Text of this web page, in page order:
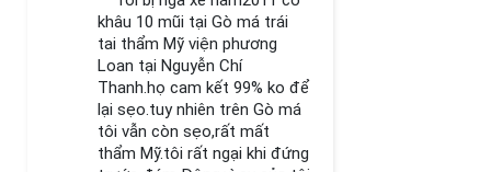
khâu 10 mũi tại Gò má trái
tai thẩm Mỹ viện phương
Loan tại Nguyễn Chí
Thanh.họ cam kết 99% ko để
lại sẹo.tuy nhiên trên Gò má
tôi vẫn còn sẹo,rất mất
thẩm Mỹ.tôi rất ngại khi đứng